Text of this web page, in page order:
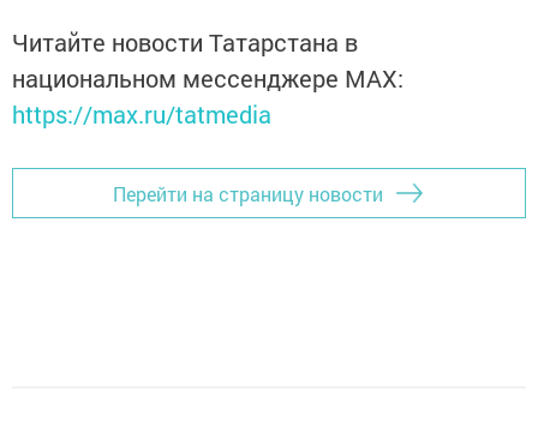
Читайте новости Татарстана в
национальном мессенджере MАХ:
https://max.ru/tatmedia
Перейти на страницу новости